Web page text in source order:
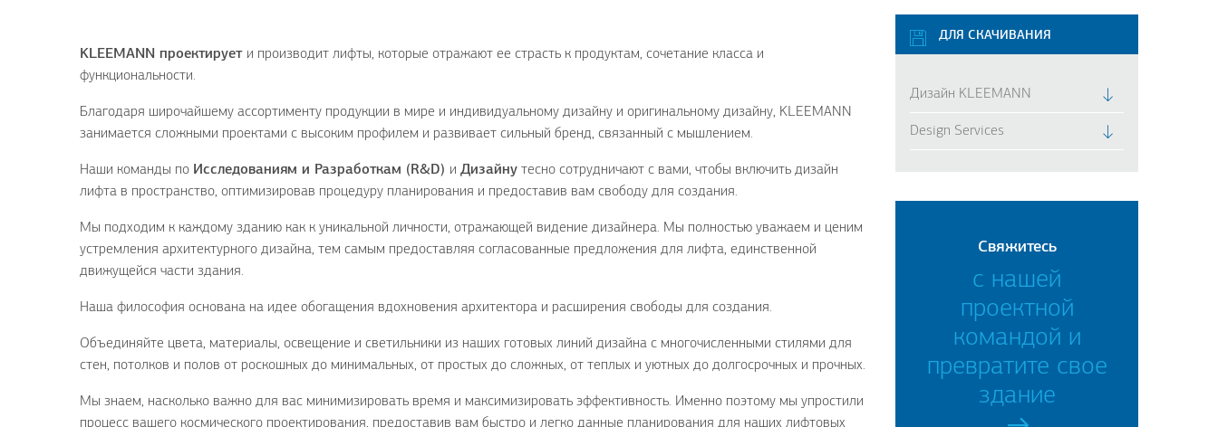
KLEEMANN проектирует и производит лифты, которые отражают ее страсть к продуктам, сочетание класса и
функциональности.
Благодаря широчайшему ассортименту продукции в мире и индивидуальному дизайну и оригинальному дизайну, KLEEMANN
занимается сложными проектами с высоким профилем и развивает сильный бренд, связанный с мышлением.
Наши команды по Исследованиям и Разработкам (R&D) и Дизайну тесно сотрудничают с вами, чтобы включить дизайн
лифта в пространство, оптимизировав процедуру планирования и предоставив вам свободу для создания.
Мы подходим к каждому зданию как к уникальной личности, отражающей видение дизайнера. Мы полностью уважаем и ценим
устремления архитектурного дизайна, тем самым предоставляя согласованные предложения для лифта, единственной
движущейся части здания.
Наша философия основана на идее обогащения вдохновения архитектора и расширения свободы для создания.
Объединяйте цвета, материалы, освещение и светильники из наших готовых линий дизайна с многочисленными стилями для
стен, потолков и полов от роскошных до минимальных, от простых до сложных, от теплых и уютных до долгосрочных и прочных.
Мы знаем, насколько важно для вас минимизировать время и максимизировать эффективность. Именно поэтому мы упростили
процесс вашего космического проектирования, предоставив вам быстро и легко данные планирования для наших лифтовых
ДЛЯ СКАЧИВАНИЯ
Дизайн KLEEMANN
Design Services
Свяжитесь
с нашей
проектной
командой и
превратите свое
здание